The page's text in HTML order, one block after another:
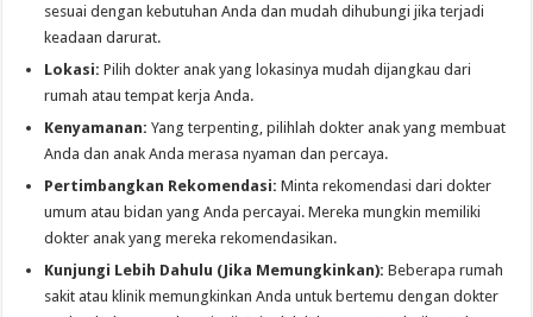
sesuai dengan kebutuhan Anda dan mudah dihubungi jika terjadi
keadaan darurat.
Lokasi: Pilih dokter anak yang lokasinya mudah dijangkau dari
rumah atau tempat kerja Anda.
Kenyamanan: Yang terpenting, pilihlah dokter anak yang membuat
Anda dan anak Anda merasa nyaman dan percaya.
Pertimbangkan Rekomendasi: Minta rekomendasi dari dokter
umum atau bidan yang Anda percayai. Mereka mungkin memiliki
dokter anak yang mereka rekomendasikan.
Kunjungi Lebih Dahulu (Jika Memungkinkan): Beberapa rumah
sakit atau klinik memungkinkan Anda untuk bertemu dengan dokter